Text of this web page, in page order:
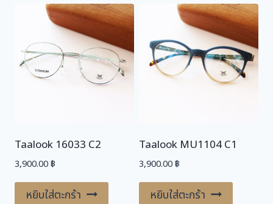
Taalook 16033 C2
3,900.00฿
หยิบใส่ตะกร้า
Taalook MU1104 C1
3,900.00฿
หยิบใส่ตะกร้า